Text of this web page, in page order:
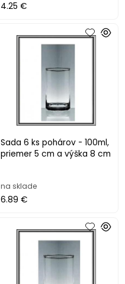
4.25 €
Sada 6 ks pohárov - 100ml,
priemer 5 cm a výška 8 cm
na sklade
6.89 €